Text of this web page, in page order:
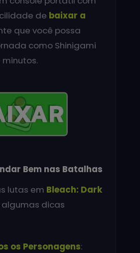
de baixar a
que você possa
como Shinigami
Bem nas Batalhas
lutas em Bleach: Dark
algumas dicas
os Personagens: